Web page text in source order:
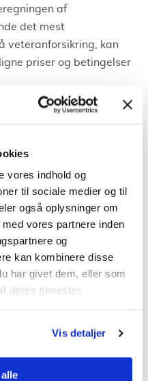
vores indhold og
til sociale medier og til
også oplysninger om
vores partnere inden
og
kan kombinere disse
har givet dem, eller som
deres tjenester.
Vis detaljer
af
det mest
veteranforsikring, kan
priser og betingelser
at registrer og forsikrer
kan det være en
derigennem.
med
dem fordelagtige priser
lokale veteranklub og
(PID)